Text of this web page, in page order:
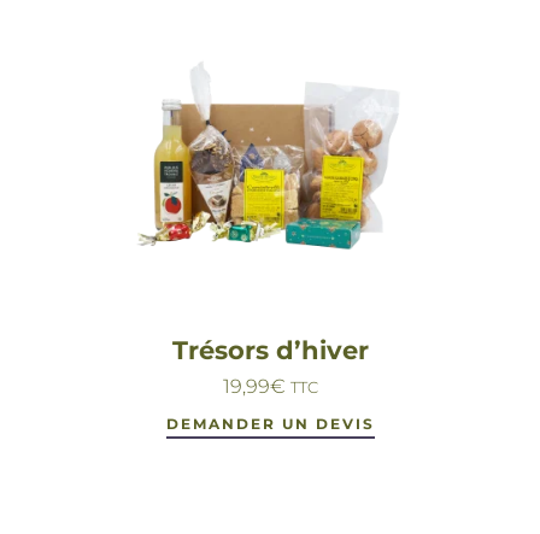
Trésors d’hiver
19,99€ TTC
DEMANDER UN DEVIS